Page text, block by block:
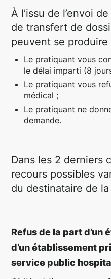
À l’issu de l’envoi
de transfert de
peuvent se produire
Le pratiquant vous
le délai imparti (8
Le pratiquant vous
médical ;
Le pratiquant ne
demande.
Dans les 2 derniers
recours possibles
du destinataire de
Refus de la part d’un
d’un établissement
service public